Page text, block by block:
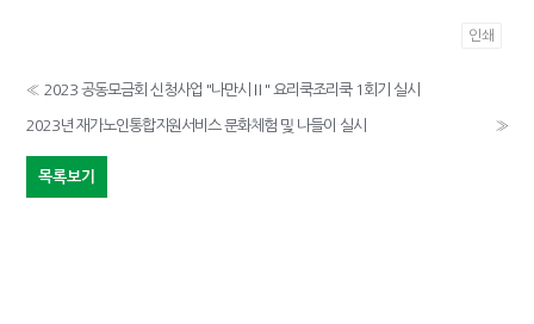
인쇄
« 2023 공동모금회 신청사업 "나만시Ⅱ" 요리쿡조리쿡 1회기 실시
2023년 재가노인통합지원서비스 문화체험 및 나들이 실시 »
목록보기